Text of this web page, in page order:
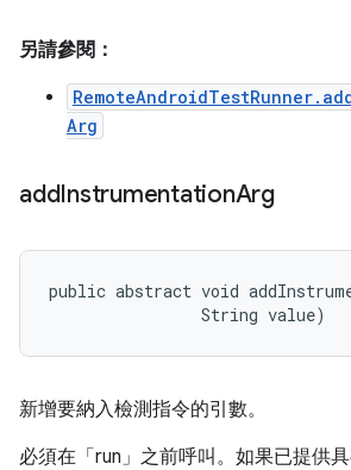
另請參閱：
Arg
addInstrumentationArg
public abstract void
                String value)
新增要納入檢測指令的引數。
必須在「run」之前呼叫。如果已提供具